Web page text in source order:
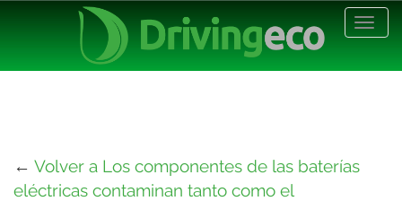
← Volver a Los componentes de las baterías
eléctricas contaminan tanto como el